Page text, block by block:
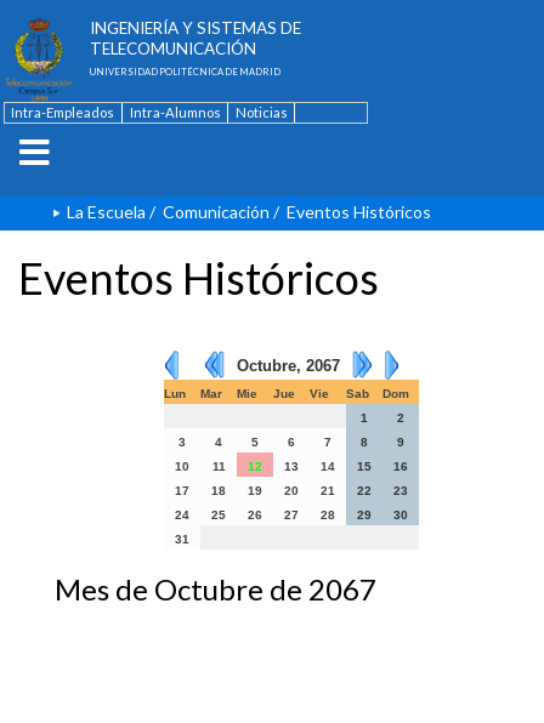
INGENIERÍA Y SISTEMAS DE
TELECOMUNICACIÓN
UNIVERSIDAD POLITÉCNICA DE MADRID
Intra-Empleados Intra-Alumnos
Noticias
La Escuela / Comunicación / Eventos Históricos
Eventos Históricos
Octubre, 2067
Lun Mar Mie Jue Vie Sab
Dom
1
2
3
4 5 6 7 8
9
10
11 12 13 14 15
16
17
18 19 20 21 22
23
24
25 26 27 28 29
30
31
Mes de Octubre de 2067